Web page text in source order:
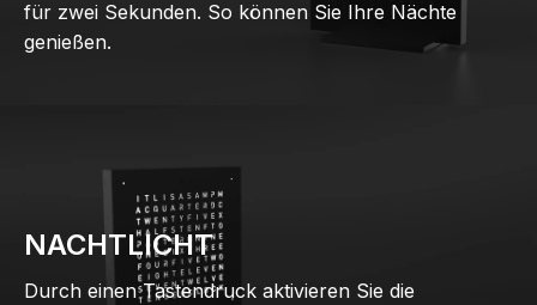
für zwei Sekunden. So können Sie Ihre Nächte
genießen.
NACHTLICHT
Durch einen Tastendruck aktivieren Sie die